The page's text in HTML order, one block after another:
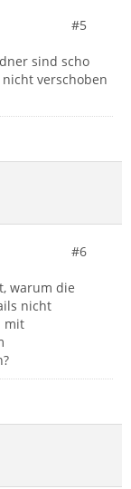
#5
sind scho
verschoben
#6
warum die
nicht
mit